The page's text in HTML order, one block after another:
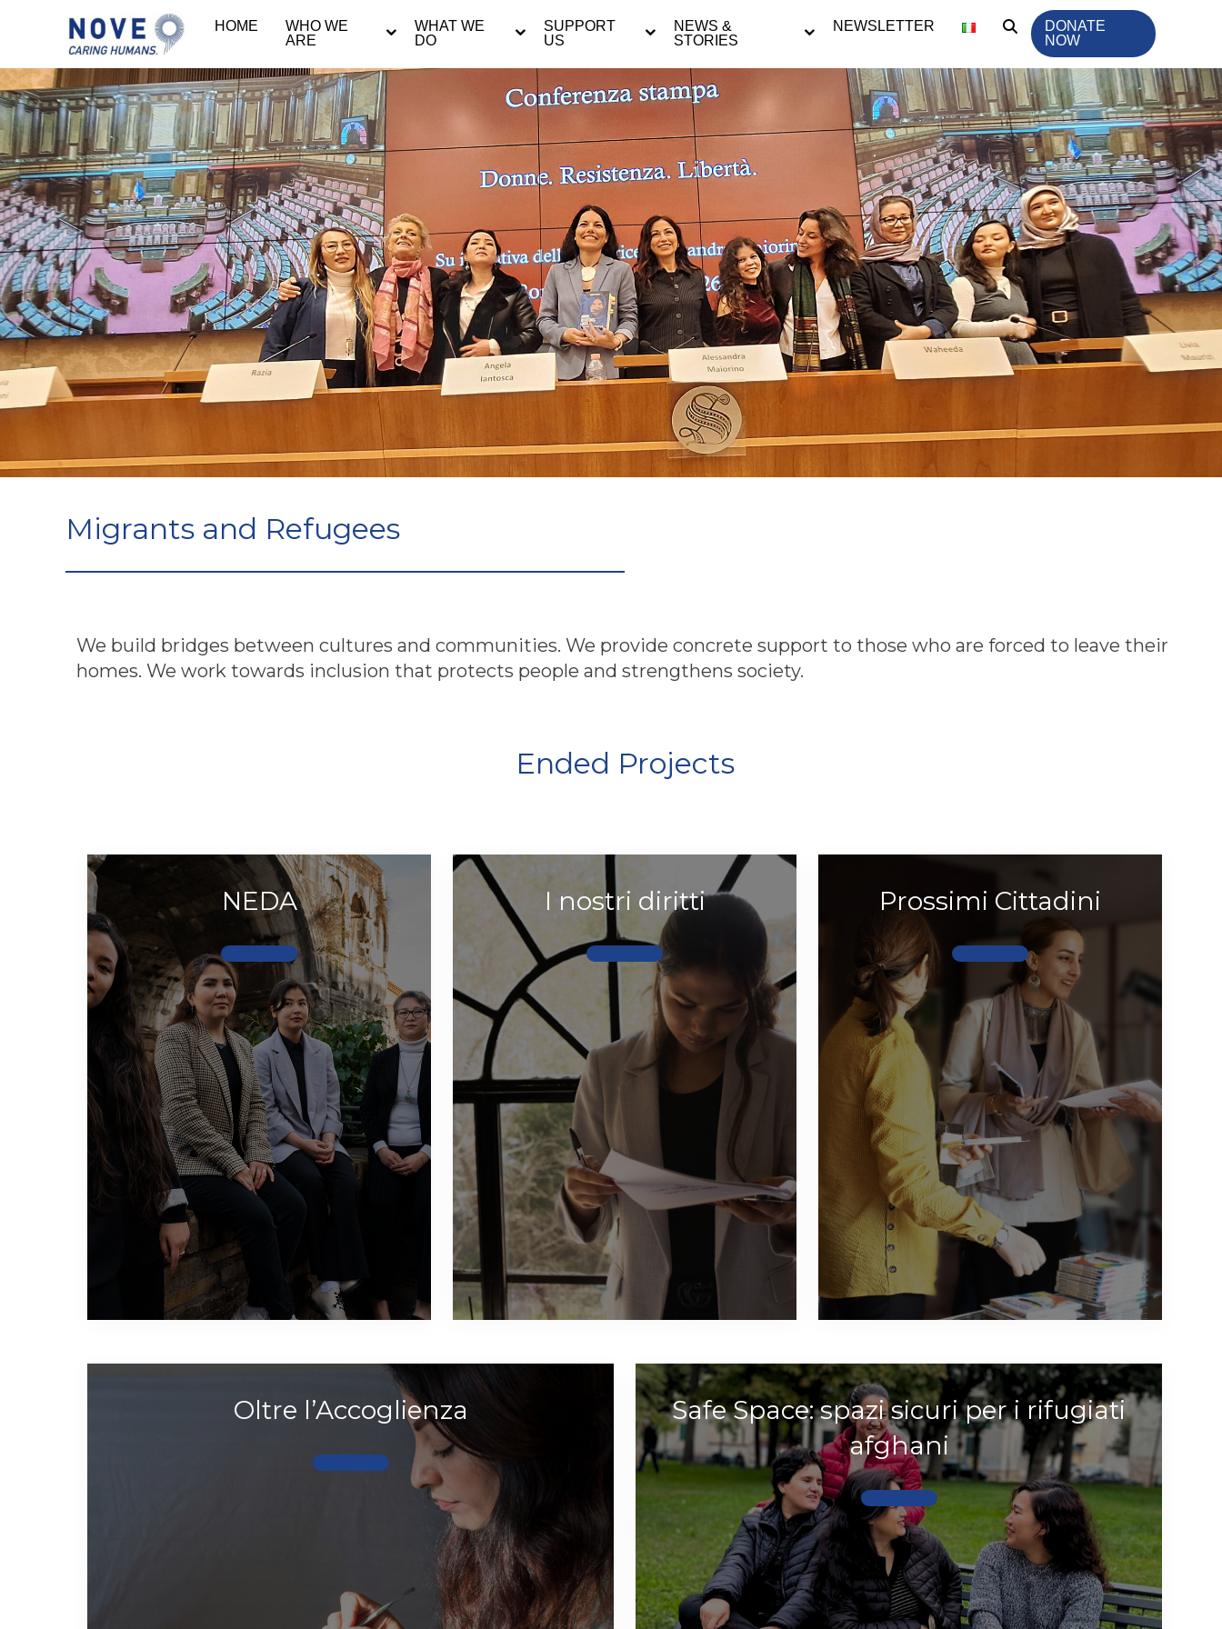
HOME
WHO WE
ARE
WHAT WE
DO
SUPPORT
US
NEWS &
STORIES
NEWSLETTER
DONATE
NOW
Migrants and Refugees
We build bridges between cultures and communities. We provide concrete support to those who are forced to leave their
homes. We work towards inclusion that protects people and strengthens society.
Ended Projects
NEDA
Scopri di più
I nostri diritti
Scopri di più
Prossimi Cittadini
Scopri di più
Oltre l’Accoglienza
Scopri di più
Safe Space: spazi sicuri per i rifugiati
afghani
Scopri di più